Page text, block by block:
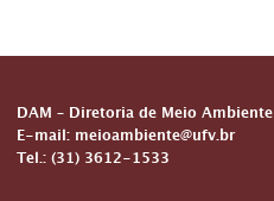
DAM – Diretoria de Meio Ambiente
E-mail: meioambiente@ufv.br
Tel.: (31) 3612-1533